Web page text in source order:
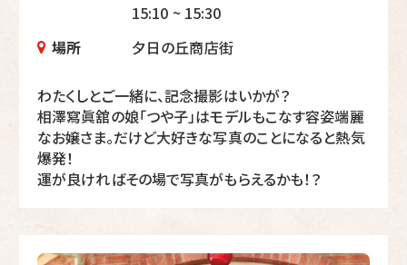
15:10 ~ 15:30
場所
夕日の丘商店街
わたくしとご一緒に、記念撮影はいかが？
相澤寫眞舘の娘「つや子」はモデルもこなす容姿端麗
なお嬢さま。だけど大好きな写真のことになると熱気
爆発！
運が良ければその場で写真がもらえるかも！？